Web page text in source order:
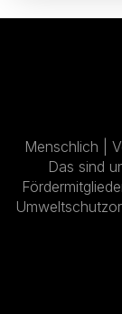
Menschlich |
Das sind